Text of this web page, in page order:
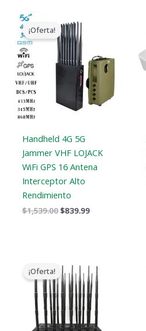
¡Oferta!
Handheld 4G 5G
Jammer VHF LOJACK
WiFi GPS 16 Antena
Interceptor Alto
Rendimiento
$1,539.00
precio
original
era:
$1,539.00.
$839.99
$839.99.
¡Oferta!
precio
original
era:
$2,399.00.
precio
actual
es:
$1,719.19.